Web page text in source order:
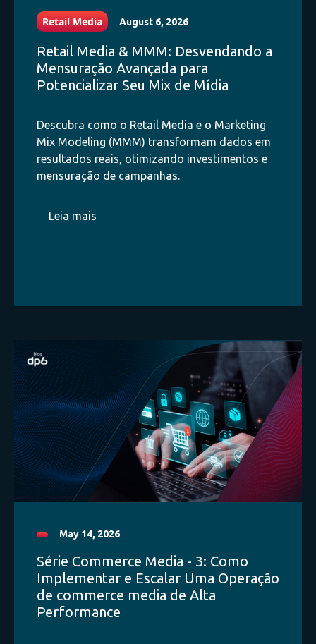
Amazon Marketing Cloud
Data Strategy
Novidades
Data Clean Room
Black Friday
GTM
Cloud
Google Analytics
Engenharia de Dados
Agile Marketing
Pipeline
Mídia
Inteligência Artificial
Retail Media August 6, 2026
Retail Media & MMM: Desvendando a
Mensuração Avançada para
Potencializar Seu Mix de Mídia
Descubra como o Retail Media e o Marketing
Mix Modeling (MMM) transformam dados em
resultados reais, otimizando investimentos e
mensuração de campanhas.
Leia mais
May 14, 2026
Série Commerce Media - 3: Como
Implementar e Escalar Uma Operação
de commerce media de Alta
Performance